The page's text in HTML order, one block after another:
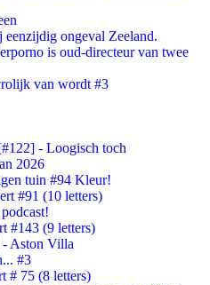
ongeval Zeeland.
is oud-directeur van twee
van wordt #3
- Loogisch toch
2026
tuin #94 Kleur!
#91 (10 letters)
#143 (9 letters)
Aston Villa
#3
# 75 (8 letters)